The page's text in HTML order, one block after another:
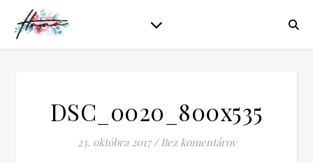
DSC_0020_800x535
23. októbra 2017 / Bez komentárov